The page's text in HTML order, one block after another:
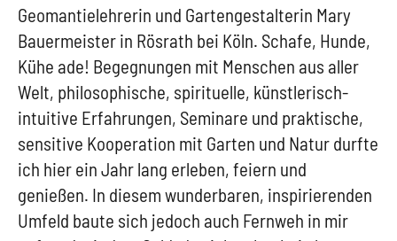
Geomantielehrerin und Gartengestalterin Mary
Bauermeister in Rösrath bei Köln. Schafe, Hunde,
Kühe ade! Begegnungen mit Menschen aus aller
Welt, philosophische, spirituelle, künstlerisch-
intuitive Erfahrungen, Seminare und praktische,
sensitive Kooperation mit Garten und Natur durfte
ich hier ein Jahr lang erleben, feiern und
genießen. In diesem wunderbaren, inspirierenden
Umfeld baute sich jedoch auch Fernweh in mir